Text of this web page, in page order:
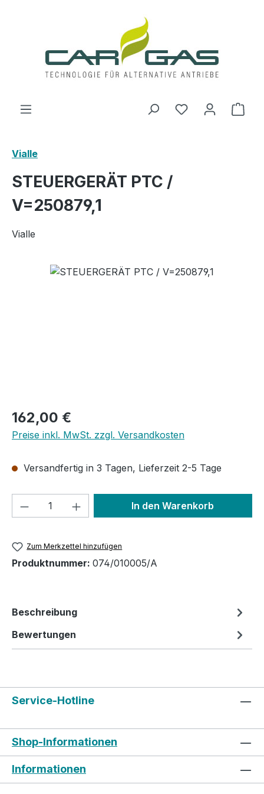
Du hast 0
Vialle
STEUERGERÄT PTC /
V=250879,1
Vialle
Bildergalerie überspringen
Regulärer Preis:
162,00 €
Preise inkl. MwSt. zzgl. Versandkosten
Versandfertig in 3 Tagen, Lieferzeit 2-5 Tage
Produkt Anzahl: Gib denIn den Warenkorb
Zum Merkzettel hinzufügen
Produktnummer: 074/010005/A
Beschreibung
Bewertungen
Service-Hotline
Shop-Informationen
Informationen